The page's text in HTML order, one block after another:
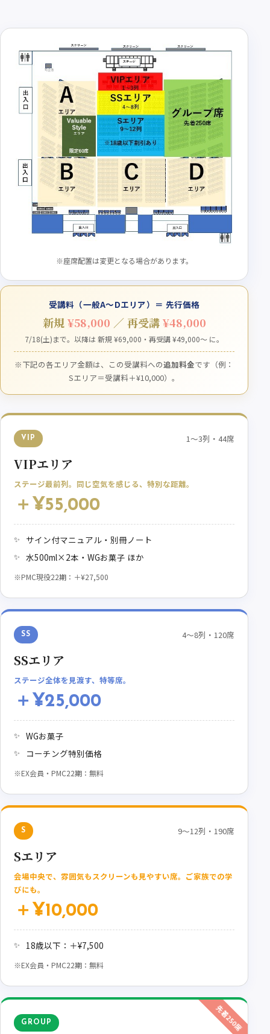
※座席配置は変更となる場合があります。
受講料（一般A〜Dエリア）＝ 先行価格
新規¥58,000 ／ 再受講¥48,000
7/18(土)まで。以降は 新規 ¥69,000・再受講 ¥49,000〜 に。
※下記の各エリア金額は、この受講料への追加料金です（例：
Sエリア＝受講料＋¥10,000）。
VIP 1〜3列・44席
VIPエリア
ステージ最前列。同じ空気を感じる、特別な距離。
＋¥55,000
サイン付マニュアル・別冊ノート
水500ml×2本・WGお菓子 ほか
※PMC現役22期：＋¥27,500
SS 4〜8列・120席
SSエリア
ステージ全体を見渡す、特等席。
＋¥25,000
WGお菓子
コーチング特別価格
※EX会員・PMC22期：無料
S 9〜12列・190席
Sエリア
会場中央で、雰囲気もスクリーンも見やすい席。ご家族での学
びにも。
＋¥10,000
18歳以下：＋¥7,500
※EX会員・PMC22期：無料
先着250席
GROUP